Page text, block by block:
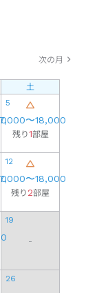
土
5
〜18,000
残り1部屋
12
〜18,000
残り2部屋
19
-
26
次の月